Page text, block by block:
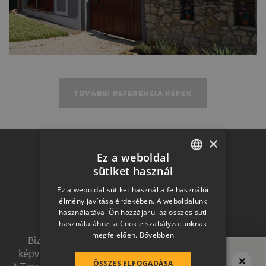
Műszaki adatok
TOVÁBBI REFERENCIA KÉPEK
Otthon a
jövőben
Biztonságot nyújtó, és magas esztétikai értéket
képviselő, egymással szinergiát alkotó megoldások.
HUNGARIAN
SLOVAK
GERMAN
ROMANIAN
×
Ez a weboldal
sütiket használ
Ez a weboldal sütiket használ a felhasználói
élmény javítása érdekében. A weboldalunk
használatával Ön hozzájárul az összes süti
használatához, a Cookie szabályzatunknak
megfelelően. Bővebben
ÖSSZES ELFOGADÁSA